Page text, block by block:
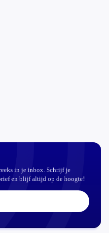
in je inbox. Schrijf je
en blijf altijd op de hoogte!